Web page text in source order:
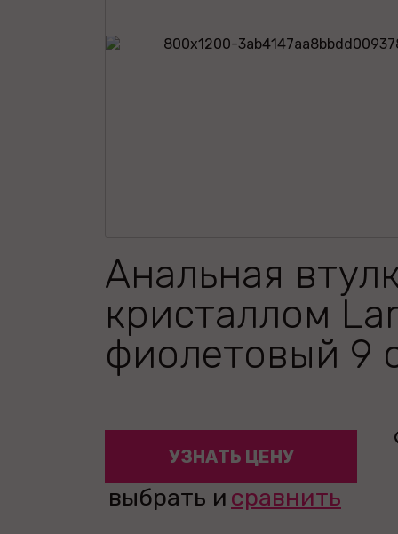
Анальная
кристаллом
фиолетовый 9
УЗНАТЬ ЦЕНУ
выбрать и сравнить